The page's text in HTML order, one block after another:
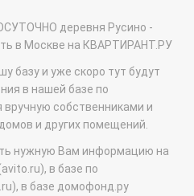
деревня Русино -
в Москве на КВАРТИРАНТ.РУ
базу и уже скоро тут будут
в нашей базе по
собственниками и
и других помещений.
нужную Вам информацию на
в базе по
в базе домофонд.ру